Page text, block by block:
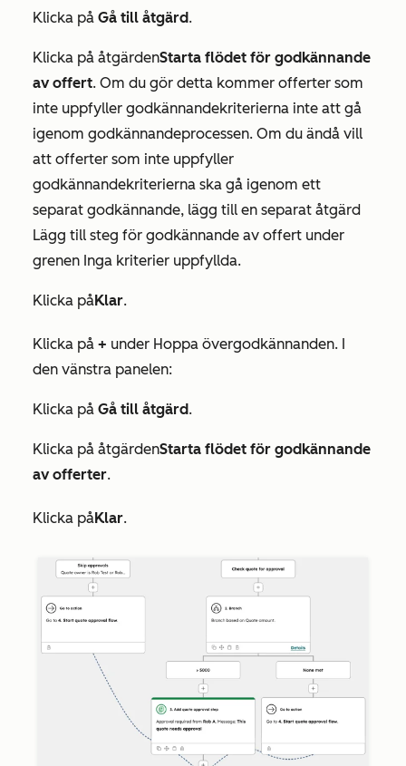
Klicka på Gå till åtgärd.
Klicka på åtgärdenStarta flödet för godkännande
av offert. Om du gör detta kommer offerter som
inte uppfyller godkännandekriterierna inte att gå
igenom godkännandeprocessen. Om du ändå vill
att offerter som inte uppfyller
godkännandekriterierna ska gå igenom ett
separat godkännande, lägg till en separat åtgärd
Lägg till steg för godkännande av offert under
grenen Inga kriterier uppfyllda.
Klicka påKlar.
Klicka på + under Hoppa övergodkännanden. I
den vänstra panelen:
Klicka på Gå till åtgärd.
Klicka på åtgärdenStarta flödet för godkännande
av offerter.
Klicka påKlar.